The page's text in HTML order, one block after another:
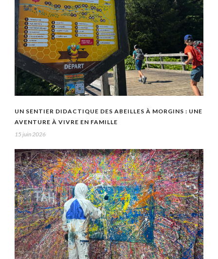
UN SENTIER DIDACTIQUE DES ABEILLES À MORGINS : UNE
AVENTURE À VIVRE EN FAMILLE
15 juin 2026